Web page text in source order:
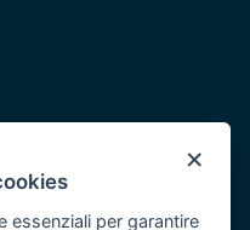
×
essenziali per garantire